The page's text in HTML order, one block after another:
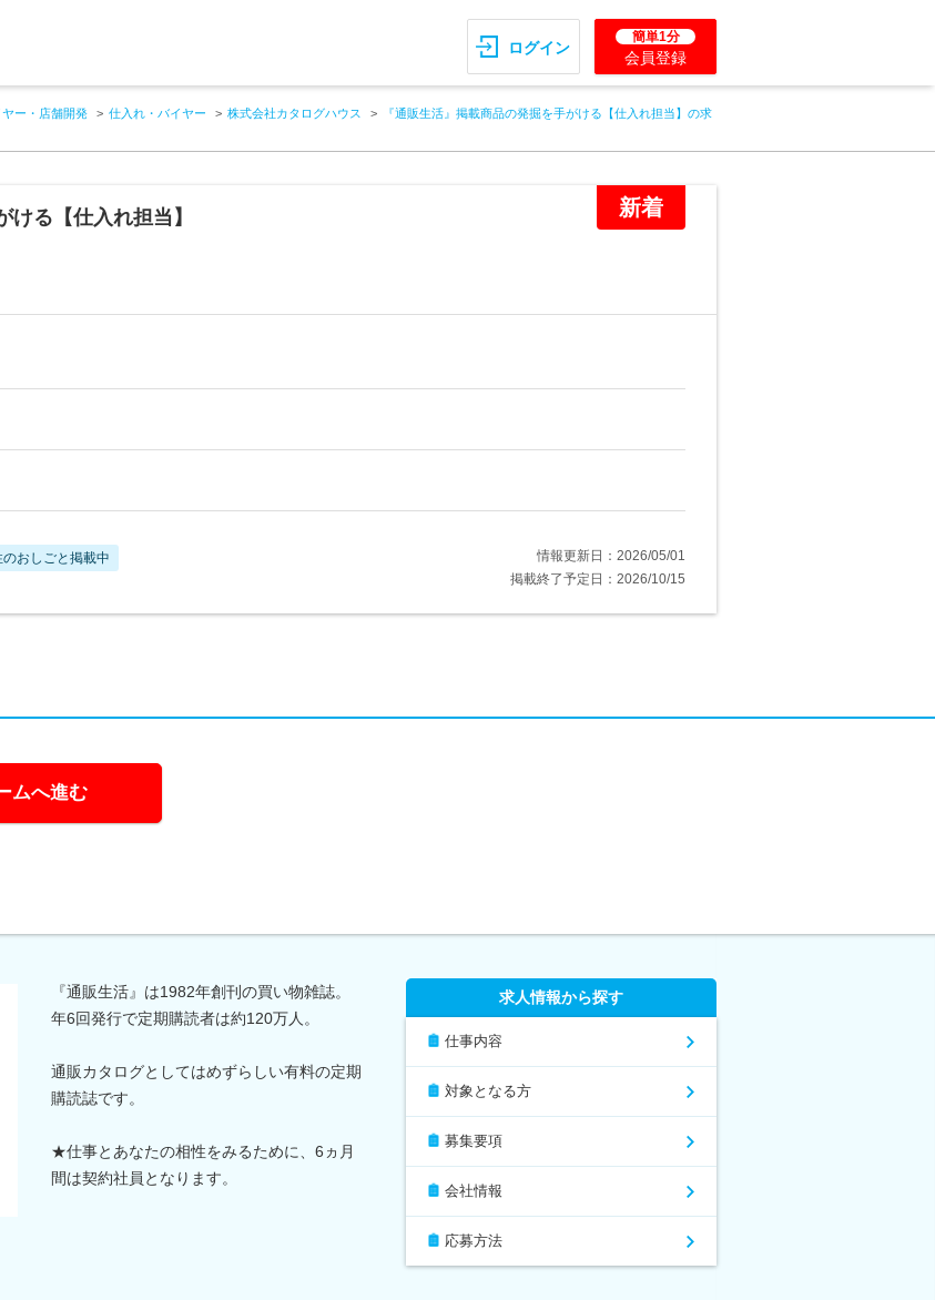
ログイン
簡単1分
会員登録
ー・店舗開発 仕入れ・バイヤー 株式会社カタログハウス
『通販生活』掲載商品の発掘を手がける【仕入れ担当】の求
新着
ける【仕入れ担当】
のおしごと掲載中
情報更新日：2026/05/01
掲載終了予定日：2026/10/15
ムへ進む
『通販生活』は1982年創刊の買い物雑誌。
年6回発行で定期購読者は約120万人。
通販カタログとしてはめずらしい有料の定期
購読誌です。
★仕事とあなたの相性をみるために、6ヵ月
間は契約社員となります。
求人情報から探す
仕事内容
対象となる方
募集要項
会社情報
応募方法